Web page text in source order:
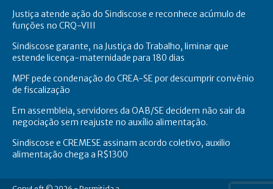
Justiça atende ação do Sindiscose e reconhece acúmulo de
funções no CRQ-VIII
Sindiscose garante, na Justiça do Trabalho, liminar que
estende licença-maternidade para 180 dias
MPF pede condenação do CREA-SE por descumprir convênio
de fiscalização
Em assembleia, servidores da OAB/SE decidem não sair da
negociação sem reajuste no auxílio alimentação.
Sindiscose e CREMESE assinam acordo coletivo, auxilio
alimentação chega a R$1300